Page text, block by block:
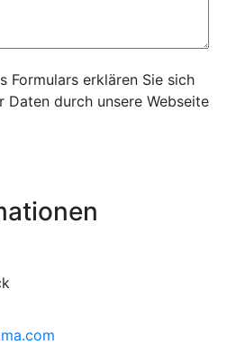
Formulars erklären Sie sich
durch unsere Webseite